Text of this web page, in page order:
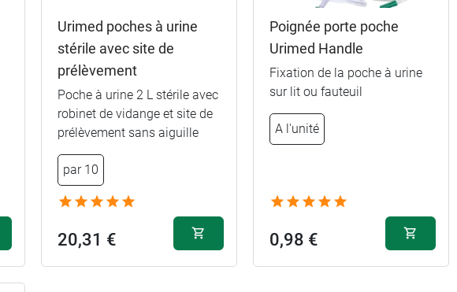
Urimed poches à urine
stérile avec site de
prélèvement
Poche à urine 2 L stérile avec
robinet de vidange et site de
prélèvement sans aiguille
par 10
20,31 €
Poignée porte poche
Urimed Handle
Fixation de la poche à urine
sur lit ou fauteuil
A l'unité
0,98 €